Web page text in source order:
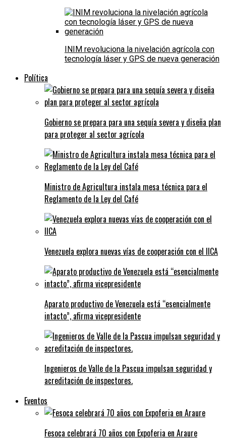
INIM revoluciona la nivelación agrícola con
tecnología láser y GPS de nueva generación
Política
Gobierno se prepara para una sequía severa y diseña plan
para proteger al sector agrícola
Ministro de Agricultura instala mesa técnica para el
Reglamento de la Ley del Café
Venezuela explora nuevas vías de cooperación con el IICA
Aparato productivo de Venezuela está “esencialmente
intacto”, afirma vicepresidente
Ingenieros de Valle de la Pascua impulsan seguridad y
acreditación de inspectores.
Eventos
Fesoca celebrará 70 años con Expoferia en Araure